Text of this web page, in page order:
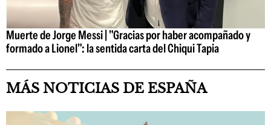
Muerte de Jorge Messi | "Gracias por haber acompañado y
formado a Lionel": la sentida carta del Chiqui Tapia
MÁS NOTICIAS DE ESPAÑA